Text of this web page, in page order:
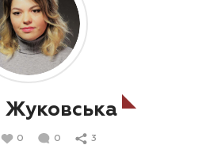
Жуковська
0 0 3